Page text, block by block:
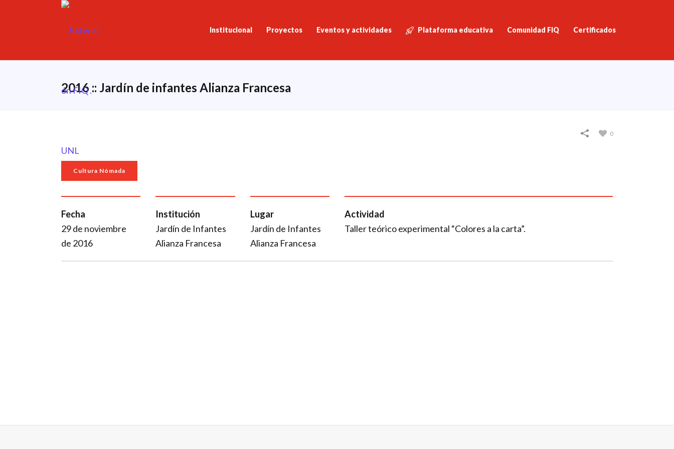
Institucional Proyectos Eventos y actividades Plataforma educativa Comunidad FIQ Certificados
2016 :: Jardín de infantes Alianza Francesa
0
Cultura Nómada
Fecha
29 de noviembre
de 2016
Institución
Jardín de Infantes
Alianza Francesa
Lugar
Jardín de Infantes
Alianza Francesa
Actividad
Taller teórico experimental “Colores a la carta”.